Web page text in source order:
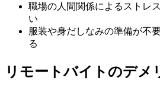
職場の人間関係によるストレ
い
服装や身だしなみの準備が不
る
リモートバイトのデメ